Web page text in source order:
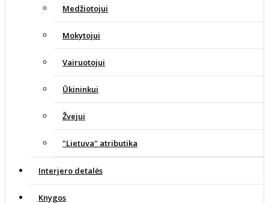
Medžiotojui
Mokytojui
Vairuotojui
Ūkininkui
Žvejui
"Lietuva" atributika
Interjero detalės
Knygos